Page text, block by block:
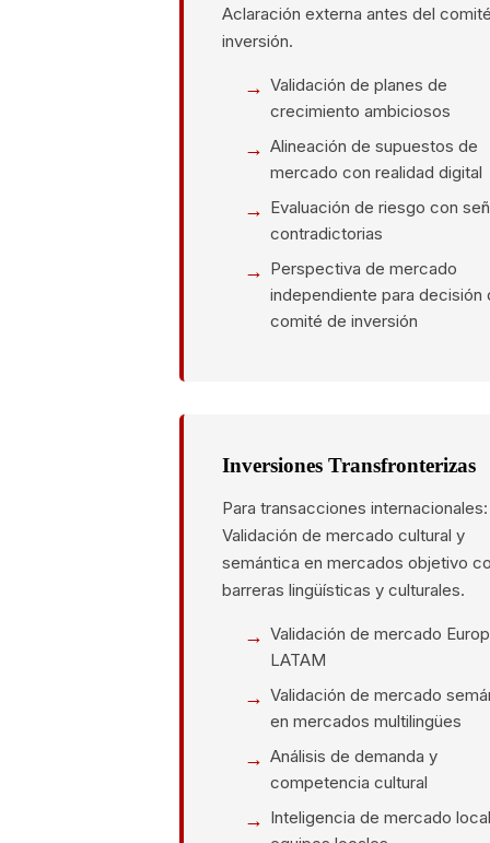
Aclaración externa antes del
inversión.
Validación de planes de
crecimiento ambiciosos
Alineación de supuestos de
mercado con realidad digital
Evaluación de riesgo con
contradictorias
Perspectiva de mercado
independiente para decisión
comité de inversión
Inversiones Transfronterizas
Para transacciones internacionales:
Validación de mercado cultural y
semántica en mercados objetivo
barreras lingüísticas y culturales.
Validación de mercado
LATAM
Validación de mercado
en mercados multilingües
Análisis de demanda y
competencia cultural
Inteligencia de mercado